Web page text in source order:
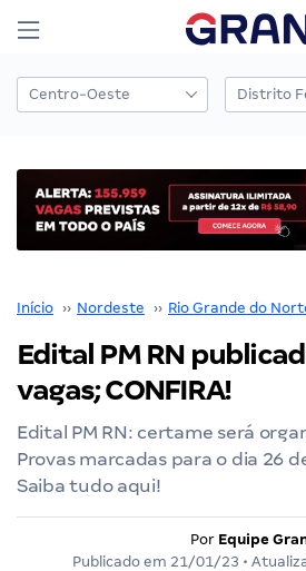
Início ›› Nordeste ›› Rio Grande do
Edital PM RN
vagas; CONFIRA!
Edital PM RN: certame será
Provas marcadas para o dia 26
Saiba tudo aqui!
Por Equipe
Publicado em 21/01/23 •